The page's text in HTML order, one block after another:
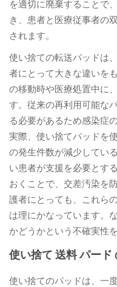
を適切に廃棄することで
き、患者と医療従事者の
されます。
使い捨ての転送パッドは
者にとって大きな違いを
の移動時や医療処置中に
す。従来の再利用可能な
る必要があるため感染症
実際、使い捨てパッドを
の発生件数が減少してい
い患者が支援を必要とす
おくことで、交差汚染を
護者にとっても、これら
は理にかなっています。
かどうかという不確実性
使い捨て 送料 パード
使い捨てのパッドは、一